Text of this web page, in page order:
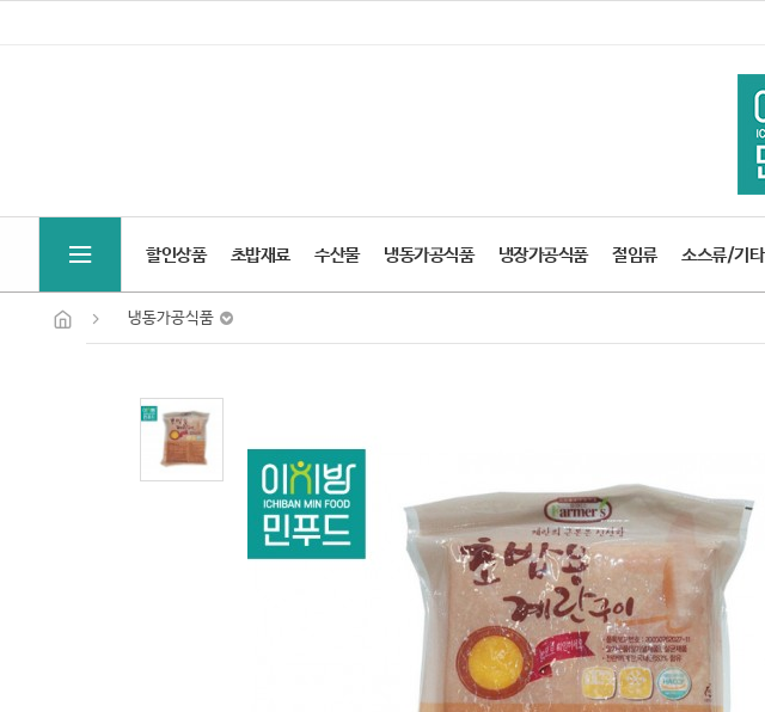
할인상품 초밥재료 수산물 냉동가공식품 냉장가공식품 절임류 소스류/기타
냉동가공식품